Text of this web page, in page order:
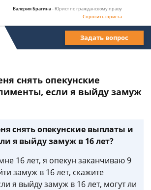
Валерия Брагина- Юрист по гражданскому праву
Спросить юриста
Задать вопрос
снять опекунские
если я выйду замуж
снять опекунские выплаты и
я выйду замуж в 16 лет?
16 лет, я опекун заканчиваю 9
замуж в 16 лет, скажите
я выйду замуж в 16 лет, могут ли